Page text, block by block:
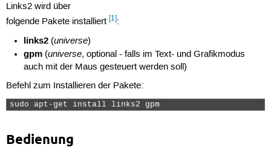
Links2 wird über
folgende Pakete installiert [1]:
links2 (universe)
gpm (universe, optional - falls im Text- und Grafikmodus
auch mit der Maus gesteuert werden soll)
Befehl zum Installieren der Pakete:
sudo apt-get install links2 gpm
Bedienung